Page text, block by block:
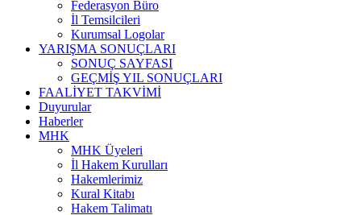
Federasyon Büro
İl Temsilcileri
Kurumsal Logolar
YARIŞMA SONUÇLARI
SONUÇ SAYFASI
GEÇMİŞ YIL SONUÇLARI
FAALİYET TAKVİMİ
Duyurular
Haberler
MHK
MHK Üyeleri
İl Hakem Kurulları
Hakemlerimiz
Kural Kitabı
Hakem Talimatı